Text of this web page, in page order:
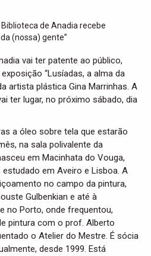
vai ter patente ao público,
“Lusíadas, a alma da
artista plástica Gina Marrinhas. A
ter lugar, no próximo sábado, dia
a óleo sobre tela que estarão
na sala polivalente da
em Macinhata do Vouga,
em Aveiro e Lisboa. A
no campo da pintura,
Gulbenkian e até à
no Porto, onde frequentou,
pintura com o prof. Alberto
o Atelier do Mestre. É sócia
desde 1999. Está